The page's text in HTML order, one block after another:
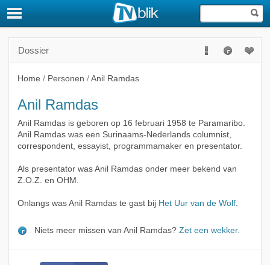
Dossier
Home / Personen / Anil Ramdas
Anil Ramdas
Anil Ramdas is geboren op 16 februari 1958 te Paramaribo.
Anil Ramdas was een Surinaams-Nederlands columnist,
correspondent, essayist, programmamaker en presentator.
Als presentator was Anil Ramdas onder meer bekend van
Z.O.Z. en OHM.
Onlangs was Anil Ramdas te gast bij Het Uur van de Wolf.
Niets meer missen van Anil Ramdas? Zet een wekker.